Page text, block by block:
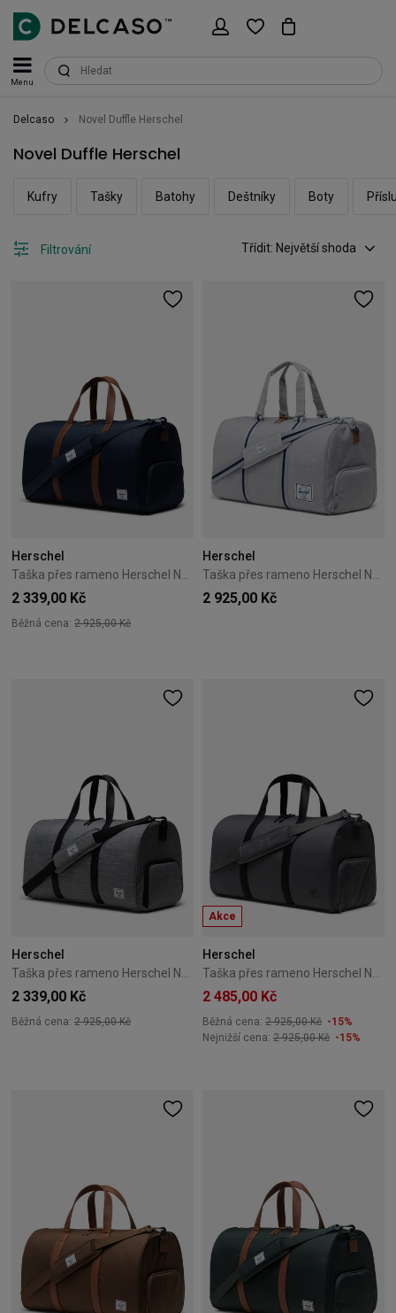
Menu
Delcaso Novel Duffle Herschel
Novel Duffle Herschel
Kufry Tašky Batohy Deštníky Boty
Třídit: Největší shoda
Filtrování
Herschel
2 339,00 Kč
Běžná cena: 2 925,00 Kč
Herschel
2 925,00 Kč
Herschel
Taška přes rameno Herschel Novel Duffle 43L Raven Crosshatch
2 339,00 Kč
Běžná cena: 2 925,00 Kč
Akce
Herschel
Taška přes rameno Herschel Novel Duffle 43L Gargoyle Tonal
2 485,00 Kč
Běžná cena: 2 925,00 Kč -15%
Nejnižší cena: 2 925,00 Kč -15%